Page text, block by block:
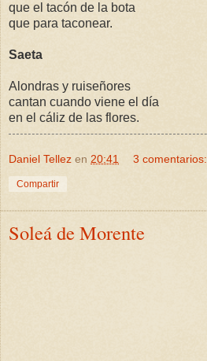
que el tacón de la bota
que para taconear.
Saeta
Alondras y ruiseñores
cantan cuando viene el día
en el cáliz de las flores.
Daniel Tellez en 20:41 3 comentarios:
Compartir
Soleá de Morente